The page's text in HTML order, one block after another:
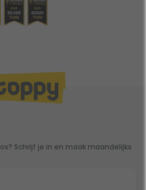
Schrijf je in en maak maandelijks